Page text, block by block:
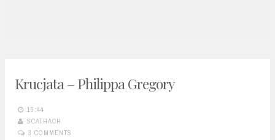
Krucjata – Philippa Gregory
15:44
SCATHACH
3 COMMENTS